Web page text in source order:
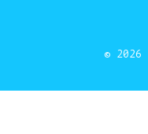
© 2026